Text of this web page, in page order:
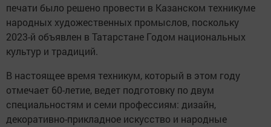
печати было решено провести в Казанском техникуме
народных художественных промыслов, поскольку
2023-й объявлен в Татарстане Годом национальных
культур и традиций.
В настоящее время техникум, который в этом году
отмечает 60-летие, ведет подготовку по двум
специальностям и семи профессиям: дизайн,
декоративно-прикладное искусство и народные